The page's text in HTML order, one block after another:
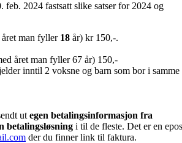
feb. 2024 fastsatt slike satser for 2024 og
man fyller 18 år) kr 150,-.
året man fyller 67 år) 150,-
inntil 2 voksne og barn som bor i samme
ut egen betalingsinformasjon fra
betalingsløsning i til de fleste. Det er en
der du finner link til faktura.